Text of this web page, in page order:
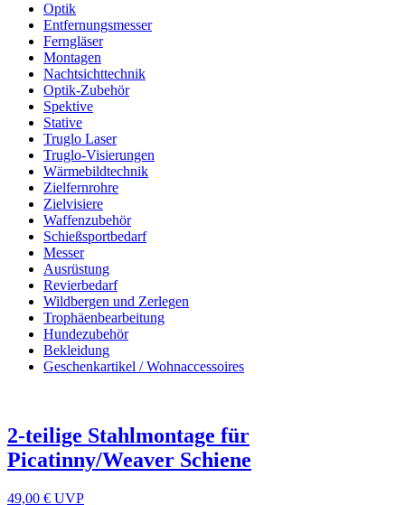
Optik
Entfernungsmesser
Ferngläser
Montagen
Nachtsichttechnik
Optik-Zubehör
Spektive
Stative
Truglo Laser
Truglo-Visierungen
Wärmebildtechnik
Zielfernrohre
Zielvisiere
Waffenzubehör
Schießsportbedarf
Messer
Ausrüstung
Revierbedarf
Wildbergen und Zerlegen
Trophäenbearbeitung
Hundezubehör
Bekleidung
Geschenkartikel / Wohnaccessoires
2-teilige Stahlmontage für
Picatinny/Weaver Schiene
49,00 € UVP